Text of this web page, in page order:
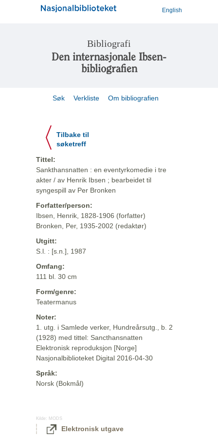
English
Bibliografi
Den internasjonale Ibsen-
bibliografien
Søk Verkliste Om bibliografien
Tilbake til
søketreff
Tittel:
Sankthansnatten : en eventyrkomedie i tre
akter / av Henrik Ibsen ; bearbeidet til
syngespill av Per Bronken
Forfatter/person:
Ibsen, Henrik, 1828-1906 (forfatter)
Bronken, Per, 1935-2002 (redaktør)
Utgitt:
S.l. : [s.n.], 1987
Omfang:
111 bl. 30 cm
Form/genre:
Teatermanus
Noter:
1. utg. i Samlede verker, Hundreårsutg., b. 2
(1928) med tittel: Sancthansnatten
Elektronisk reproduksjon [Norge]
Nasjonalbiblioteket Digital 2016-04-30
Språk:
Norsk (Bokmål)
Kilde: MODS
Elektronisk utgave